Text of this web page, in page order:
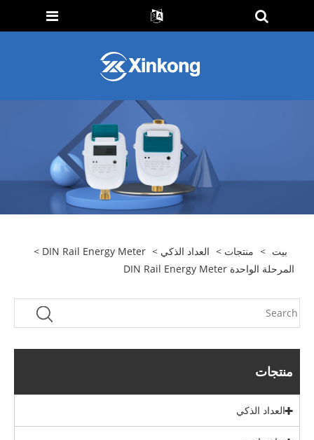
بيت > منتجات > العداد الذكي >
DIN Rail Energy Meter
>
المرحلة الواحدة DIN Rail Energy Meter
منتجات
العداد الذكي